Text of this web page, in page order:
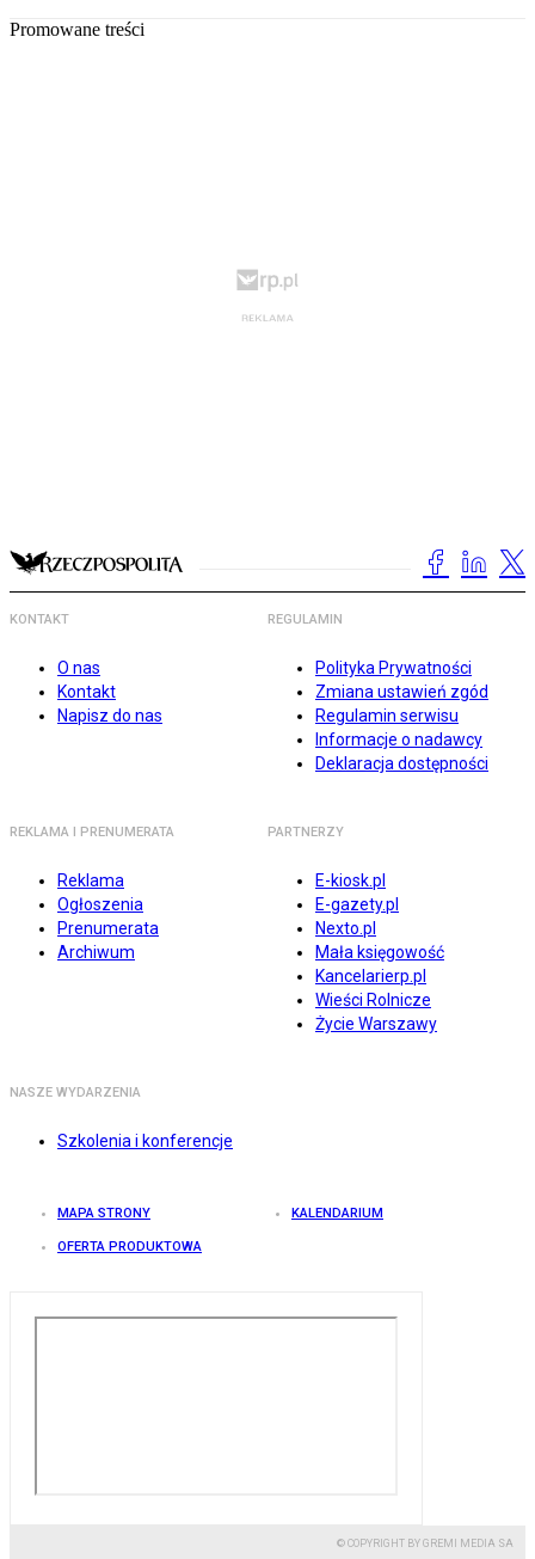
Promowane treści
KONTAKT
O nas
Kontakt
Napisz do nas
REGULAMIN
Polityka Prywatności
Zmiana ustawień zgód
Regulamin serwisu
Informacje o nadawcy
Deklaracja dostępności
REKLAMA I PRENUMERATA
Reklama
Ogłoszenia
Prenumerata
Archiwum
PARTNERZY
E-kiosk.pl
E-gazety.pl
Nexto.pl
Mała księgowość
Kancelarierp.pl
Wieści Rolnicze
Życie Warszawy
NASZE WYDARZENIA
Szkolenia i konferencje
MAPA STRONY KALENDARIUM
OFERTA PRODUKTOWA
© COPYRIGHT BY GREMI MEDIA SA